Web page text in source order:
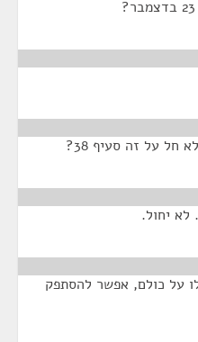
על כולם, אפשר להסתפק